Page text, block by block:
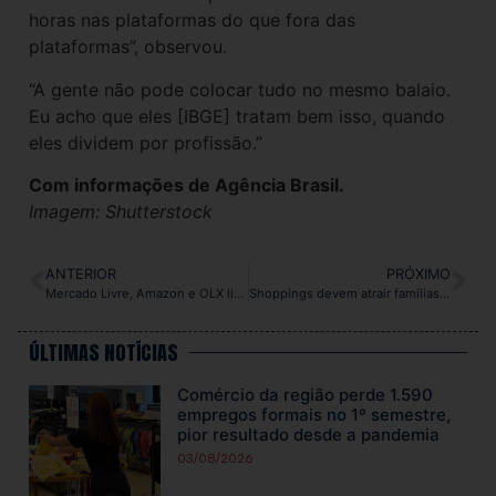
horas nas plataformas do que fora das
plataformas”, observou.
“A gente não pode colocar tudo no mesmo balaio.
Eu acho que eles [IBGE] tratam bem isso, quando
eles dividem por profissão.”
Com informações de Agência Brasil.
Imagem: Shutterstock
ANTERIOR PRÓXIMO
ÚLTIMAS NOTÍCIAS
Comércio da região perde 1.590
empregos formais no 1º semestre,
pior resultado desde a pandemia
03/08/2026